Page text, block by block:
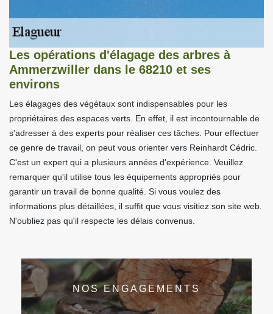
Les opérations d'élagage des arbres à
Ammerzwiller dans le 68210 et ses
environs
Les élagages des végétaux sont indispensables pour les
propriétaires des espaces verts. En effet, il est incontournable de
s'adresser à des experts pour réaliser ces tâches. Pour effectuer
ce genre de travail, on peut vous orienter vers Reinhardt Cédric.
C'est un expert qui a plusieurs années d'expérience. Veuillez
remarquer qu'il utilise tous les équipements appropriés pour
garantir un travail de bonne qualité. Si vous voulez des
informations plus détaillées, il suffit que vous visitiez son site web.
N'oubliez pas qu'il respecte les délais convenus.
NOS ENGAGEMENTS